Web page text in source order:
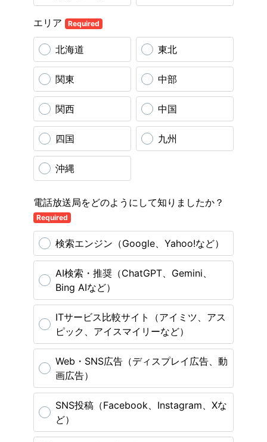
エリア Required
北海道 東北
関東 中部
関西 中国
四国 九州
沖縄
電話放送局をどのようにして知りましたか？
Required
検索エンジン（Google、Yahoo!など）
AI検索・推奨（ChatGPT、Gemini、
Bing AIなど）
ITサービス比較サイト（アイミツ、アス
ピック、アイスマイリーなど）
Web・SNS広告（ディスプレイ広告、動
画広告）
SNS投稿（Facebook、Instagram、Xな
ど）